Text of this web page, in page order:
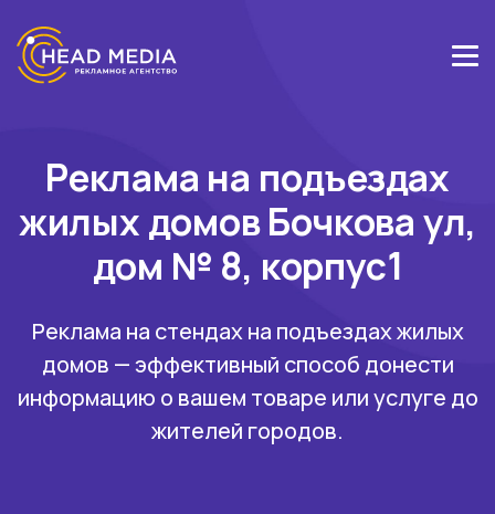
Реклама на подъездах
жилых домов Бочкова ул,
дом № 8, корпус1
Реклама на стендах на подъездах жилых
домов — эффективный способ донести
информацию о вашем товаре или услуге до
жителей городов.